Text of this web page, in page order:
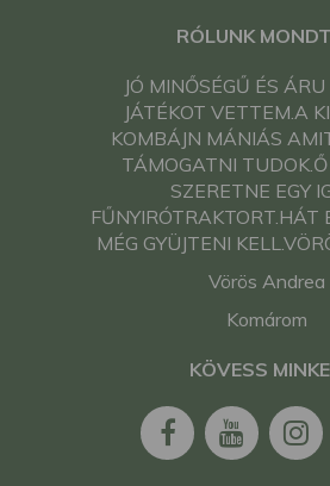
RÓLUNK
JÓ MINŐSÉGŰ ÉS
JÁTÉKOT VETTEM.A
KOMBÁJN MÁNIÁS
TÁMOGATNI
SZERETNE EGY
FŰNYIRÓTRAKTORT.HÁT
MÉG GYÜJTENI
Vörös Andrea
Komárom
KÖVESS